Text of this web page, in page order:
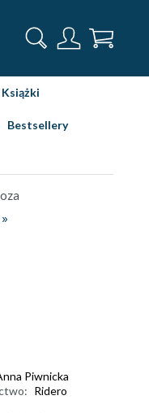
Książki
Bestsellery
Piwnicka
Ridero